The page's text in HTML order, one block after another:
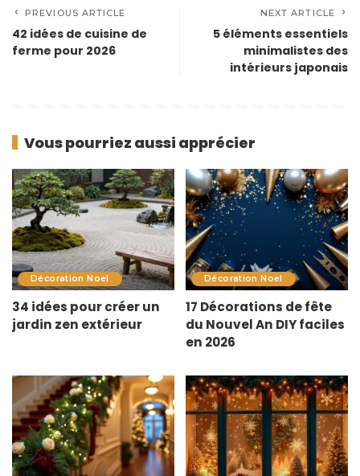
PREVIOUS ARTICLE
42 idées de cuisine de
ferme pour 2026
NEXT ARTICLE
5 éléments essentiels
minimalistes des
intérieurs japonais
Vous pourriez aussi apprécier
Décoration Noel
34 idées pour créer un
jardin zen extérieur
Décoration Noel
17 Décorations de fête
du Nouvel An DIY faciles
en 2026